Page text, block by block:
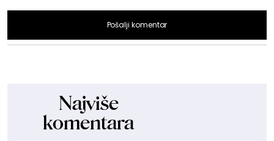
Pošalji komentar
Najviše
komentara